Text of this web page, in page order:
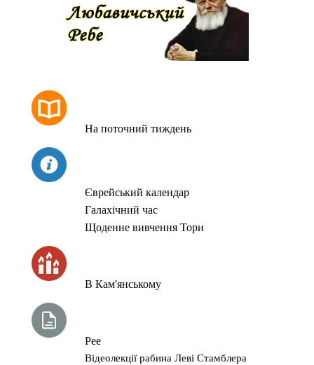
На поточний тиждень
Єврейський календар
Галахічний час
Щоденне вивчення Тори
В Кам'янському
Рее
Відеолекції рабина Леві Стамблера